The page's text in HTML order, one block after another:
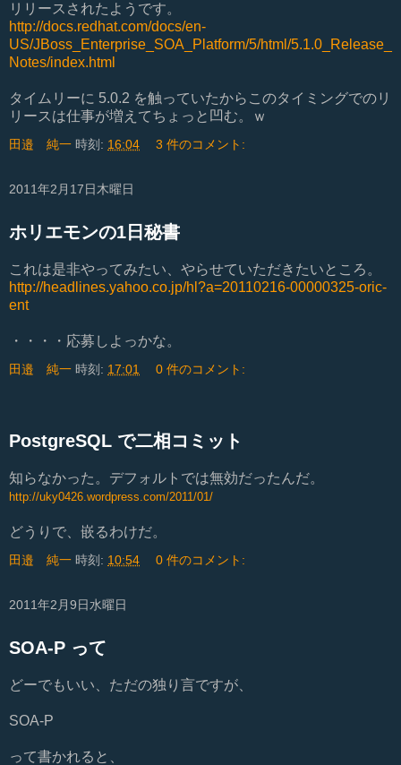
リリースされたようです。
http://docs.redhat.com/docs/en-
US/JBoss_Enterprise_SOA_Platform/5/html/5.1.0_Release_
Notes/index.html
タイムリーに 5.0.2 を触っていたからこのタイミングでのリ
リースは仕事が増えてちょっと凹む。ｗ
田邉 純一 時刻: 16:04 3 件のコメント:
2011年2月17日木曜日
ホリエモンの1日秘書
これは是非やってみたい、やらせていただきたいところ。
http://headlines.yahoo.co.jp/hl?a=20110216-00000325-oric-
ent
・・・・応募しよっかな。
田邉 純一 時刻: 17:01 0 件のコメント:
PostgreSQL で二相コミット
知らなかった。デフォルトでは無効だったんだ。
http://uky0426.wordpress.com/2011/01/
どうりで、嵌るわけだ。
田邉 純一 時刻: 10:54 0 件のコメント:
2011年2月9日水曜日
SOA-P って
どーでもいい、ただの独り言ですが、
SOA-P
って書かれると、